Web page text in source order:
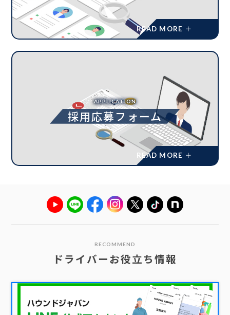
APPLICATION
採用応募フォーム
RECOMMEND
ドライバーお役立ち情報